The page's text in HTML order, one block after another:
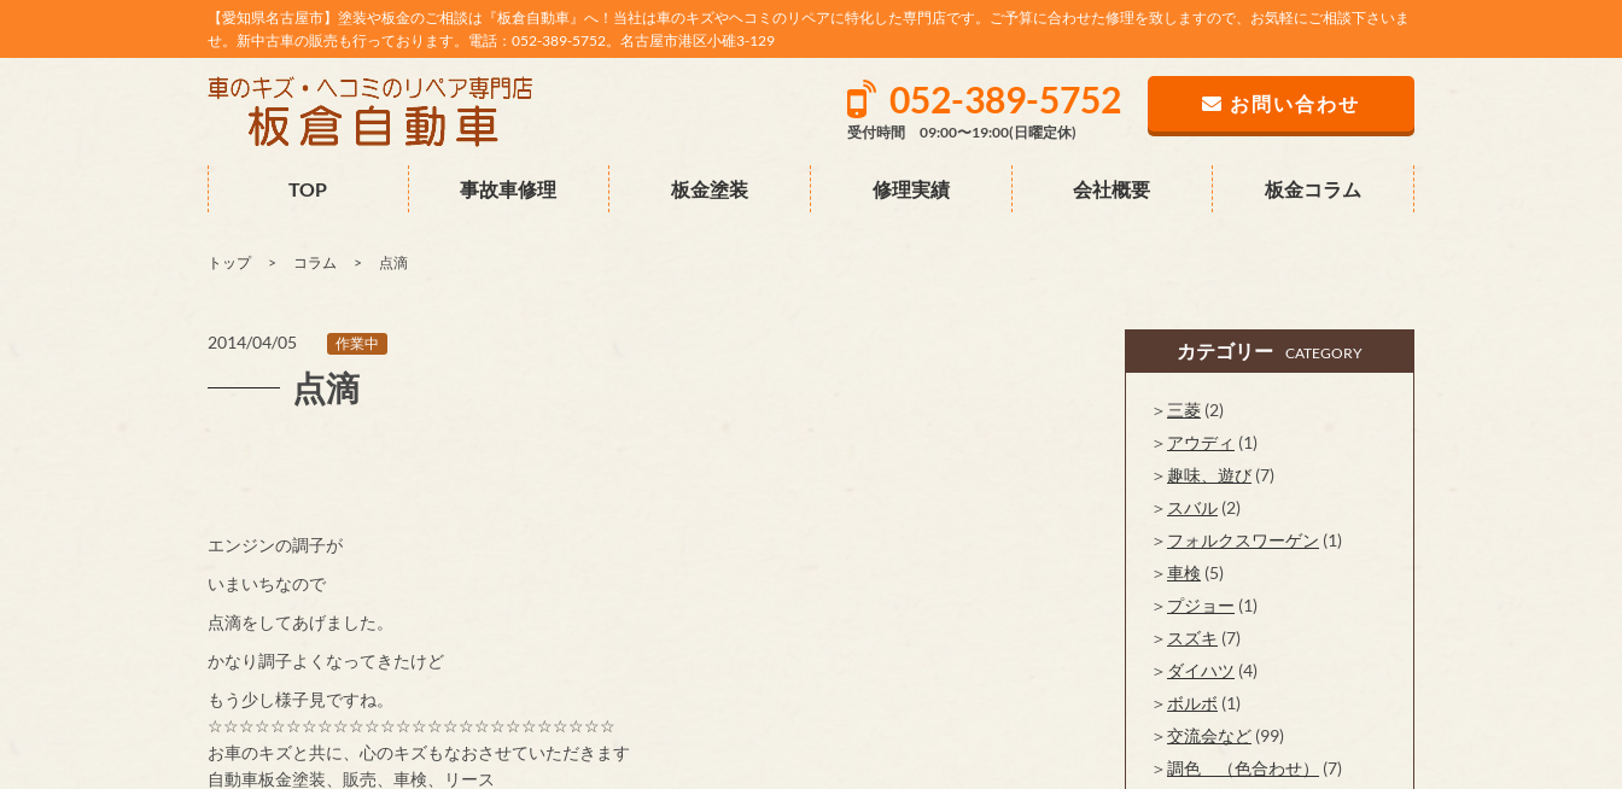
【愛知県名古屋市】塗装や板金のご相談は『板倉自動車』へ！当社は車のキズやヘコミのリペアに特化した専門店です。ご予算に合わせた修理を致しますので、お気軽にご相談下さいま
せ。新中古車の販売も行っております。電話：052-389-5752。名古屋市港区小碓3-129
052-389-5752
受付時間 09:00〜19:00(日曜定休)
お問い合わせ
TOP 事故車修理 板金塗装 修理実績 会社概要 板金コラム
トップ コラム 点滴
2014/04/05 作業中
点滴
エンジンの調子が
いまいちなので
点滴をしてあげました。
かなり調子よくなってきたけど
もう少し様子見ですね。
☆☆☆☆☆☆☆☆☆☆☆☆☆☆☆☆☆☆☆☆☆☆☆☆☆☆
お車のキズと共に、心のキズもなおさせていただきます
自動車板金塗装、販売、車検、リース
カテゴリー CATEGORY
三菱 (2)
アウディ (1)
趣味、遊び (7)
スバル (2)
フォルクスワーゲン (1)
車検 (5)
プジョー (1)
スズキ (7)
ダイハツ (4)
ボルボ (1)
交流会など (99)
調色 （色合わせ）
(7)